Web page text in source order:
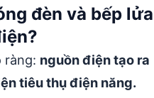
đèn và bếp lửa
ràng: nguồn điện tạo ra
tiêu thụ điện năng.